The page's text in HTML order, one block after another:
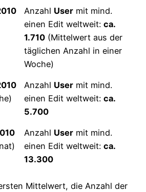
Anzahl User mit mind.
einen Edit weltweit: ca.
1.710 (Mittelwert aus der
täglichen Anzahl in einer
Woche)
Anzahl User mit mind.
einen Edit weltweit: ca.
5.700
Anzahl User mit mind.
einen Edit weltweit: ca.
13.300
Mittelwert, die Anzahl der